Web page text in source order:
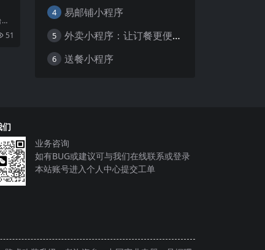
直
51
4 易邮铺小程序
5 外卖小程序：让订餐更便捷，吃货的福音
6 送餐小程序
们
业务咨询
如有BUG或建议可与我们在线联系或登录
本站账号进入个人中心提交工单